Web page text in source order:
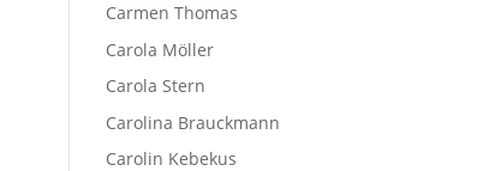
Carmen Thomas
Carola Möller
Carola Stern
Carolina Brauckmann
Carolin Kebekus